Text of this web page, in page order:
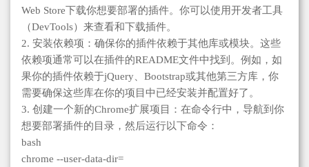
Web Store下载你想要部署的插件。你可以使用开发者工具
（DevTools）来查看和下载插件。
2. 安装依赖项：确保你的插件依赖于其他库或模块。这些
依赖项通常可以在插件的README文件中找到。例如，如
果你的插件依赖于jQuery、Bootstrap或其他第三方库，你
需要确保这些库在你的项目中已经安装并配置好了。
3. 创建一个新的Chrome扩展项目：在命令行中，导航到你
想要部署插件的目录，然后运行以下命令：
bash
chrome --user-data-dir=